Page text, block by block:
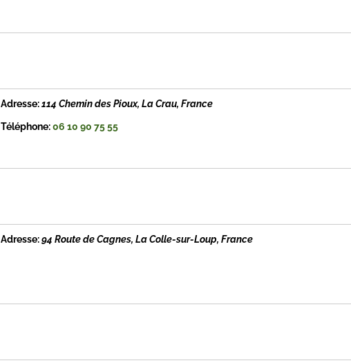
Adresse:114 Chemin des Pioux, La Crau, France
Téléphone:06 10 90 75 55
Adresse:94 Route de Cagnes, La Colle-sur-Loup, France